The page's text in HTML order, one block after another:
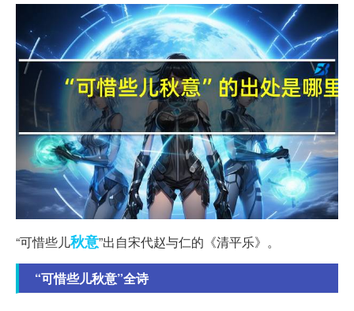
“可惜些儿秋意”出自宋代赵与仁的《清平乐》。
“可惜些儿秋意”全诗